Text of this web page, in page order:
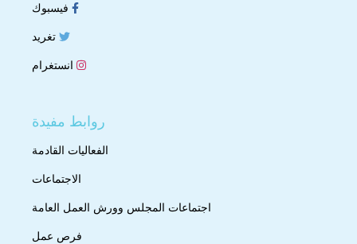
فيسبوك
تغريد
انستغرام
روابط مفيدة
الفعاليات القادمة
الاجتماعات
اجتماعات المجلس وورش العمل العامة
فرص عمل